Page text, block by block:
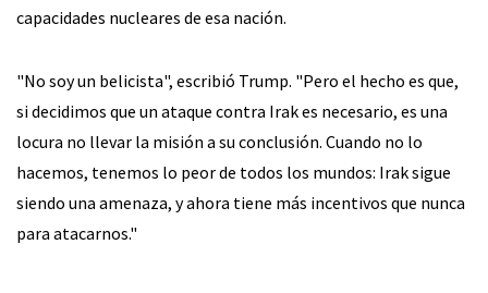
capacidades nucleares de esa nación.
"No soy un belicista", escribió Trump. "Pero el hecho es que,
si decidimos que un ataque contra Irak es necesario, es una
locura no llevar la misión a su conclusión. Cuando no lo
hacemos, tenemos lo peor de todos los mundos: Irak sigue
siendo una amenaza, y ahora tiene más incentivos que nunca
para atacarnos."